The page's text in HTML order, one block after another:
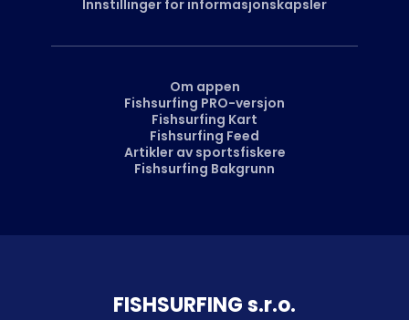
FISH­SURFING s.r.o.
Innstillinger for informasjonskapsler
Om appen
Fishsurfing PRO-versjon
Fishsurfing Kart
Fishsurfing Feed
Artikler av sportsfiskere
Fishsurfing Bakgrunn